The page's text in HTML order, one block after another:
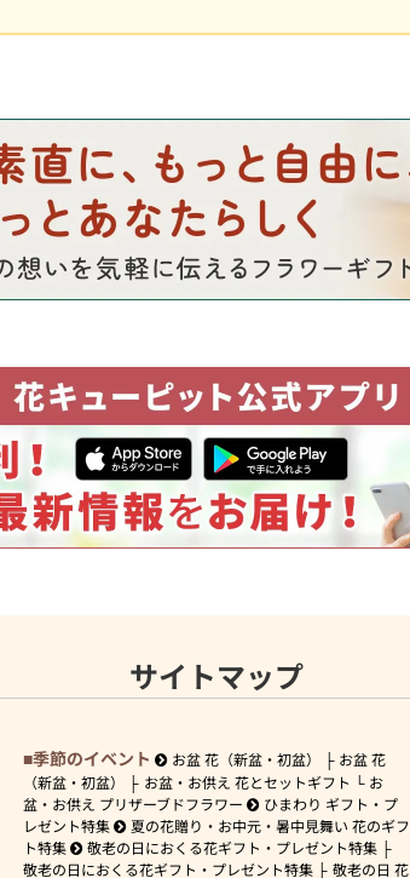
サイトマップ
季節のイベント お盆 花（新盆・初盆）
お盆 花
（新盆・初盆）
お盆・お供え 花とセットギフト
お
盆・お供え プリザーブドフラワー
ひまわり ギフト・プ
レゼント特集
夏の花贈り・お中元・暑中見舞い 花のギフ
ト特集
敬老の日におくる花ギフト・プレゼント特集
敬老の日におくる花ギフト・プレゼント特集
敬老の日 花